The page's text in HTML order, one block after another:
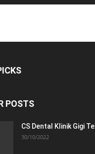
POSTS
CS Dental Klinik Gigi
30/10/2022